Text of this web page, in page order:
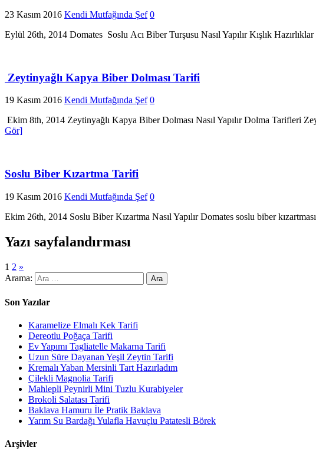
23 Kasım 2016 Kendi Mutfağında Şef 0
Eylül 26th, 2014 Domates Soslu Acı Biber Turşusu Nasıl Yapılır Kışlık
Zeytinyağlı Kapya Biber Dolması Tarifi
19 Kasım 2016 Kendi Mutfağında Şef 0
Ekim 8th, 2014 Zeytinyağlı Kapya Biber Dolması Nasıl Yapılır Dolma Tarifleri
Gör]
Soslu Biber Kızartma Tarifi
19 Kasım 2016 Kendi Mutfağında Şef 0
Ekim 26th, 2014 Soslu Biber Kızartma Nasıl Yapılır Domates soslu biber
Yazı sayfalandırması
1 2 »
Arama:
Son Yazılar
Karamelize Elmalı Kek Tarifi
Dereotlu Poğaça Tarifi
Ev Yapımı Tagliatelle Makarna Tarifi
Uzun Süre Dayanan Yeşil Zeytin Tarifi
Kremalı Yaban Mersinli Tart Hazırladım
Çilekli Magnolia Tarifi
Mahlepli Peynirli Mini Tuzlu Kurabiyeler
Brokoli Salatası Tarifi
Baklava Hamuru İle Pratik Baklava
Yarım Su Bardağı Yulafla Havuçlu Patatesli Börek
Arşivler